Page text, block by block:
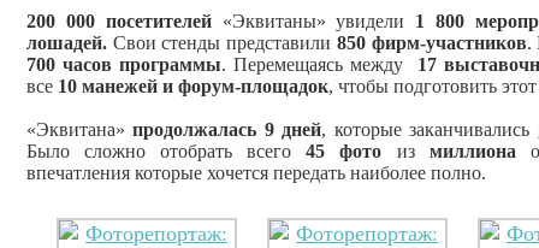
200 000 посетителей«Эквитаны» увидели 1 800
лошадей. Свои стенды представили 850 фирм-участников.
700 часов программы. Перемещаясь между 17
все 10 манежей и форум-площадок, чтобы подготовить
«Эквитана»продолжалась 9 дней, которые заканчивались
Было сложно отобрать всего45 фото из миллиона
впечатления которые хочется передать наиболее полно.